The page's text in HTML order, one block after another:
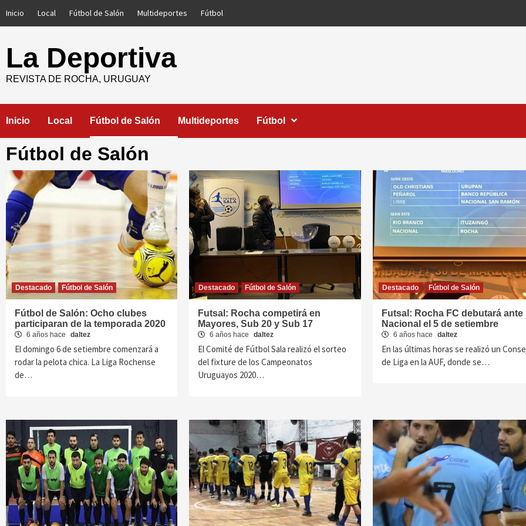
Inicio Local Fútbol de Salón Multideportes Fútbol
La Deportiva
REVISTA DE ROCHA, URUGUAY
Inicio Local Fútbol de Salón Multideportes Fútbol
Fútbol de Salón
Destacado Fútbol de Salón
Fútbol de Salón: Ocho clubes
participaran de la temporada 2020
6 años hace daltez
El domingo 6 de setiembre comenzará a
rodar la pelota chica. La Liga Rochense
de…
Destacado Fútbol de Salón
Futsal: Rocha competirá en
Mayores, Sub 20 y Sub 17
6 años hace daltez
El Comité de Fútbol Sala realizó el sorteo
del fixture de los Campeonatos
Uruguayos 2020…
Destacado Fútbol de Salón
Futsal: Rocha FC debutará ante
Nacional el 5 de setiembre
6 años hace daltez
En las últimas horas se realizó un
de Liga en la AUF, donde se…